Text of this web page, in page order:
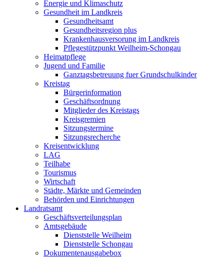
Energie und Klimaschutz
Gesundheit im Landkreis
Gesundheitsamt
Gesundheitsregion plus
Krankenhausversorung im Landkreis
Pflegestützpunkt Weilheim-Schongau
Heimatpflege
Jugend und Familie
Ganztagsbetreuung fuer Grundschulkinder
Kreistag
Bürgerinformation
Geschäftsordnung
Mitglieder des Kreistags
Kreisgremien
Sitzungstermine
Sitzungsrecherche
Kreisentwicklung
LAG
Teilhabe
Tourismus
Wirtschaft
Städte, Märkte und Gemeinden
Behörden und Einrichtungen
Landratsamt
Geschäftsverteilungsplan
Amtsgebäude
Dienststelle Weilheim
Dienststelle Schongau
Dokumentenausgabebox